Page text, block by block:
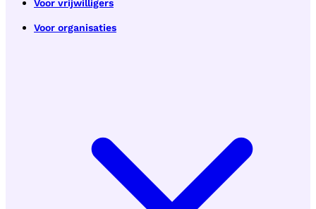
Voor vrijwilligers
Voor organisaties